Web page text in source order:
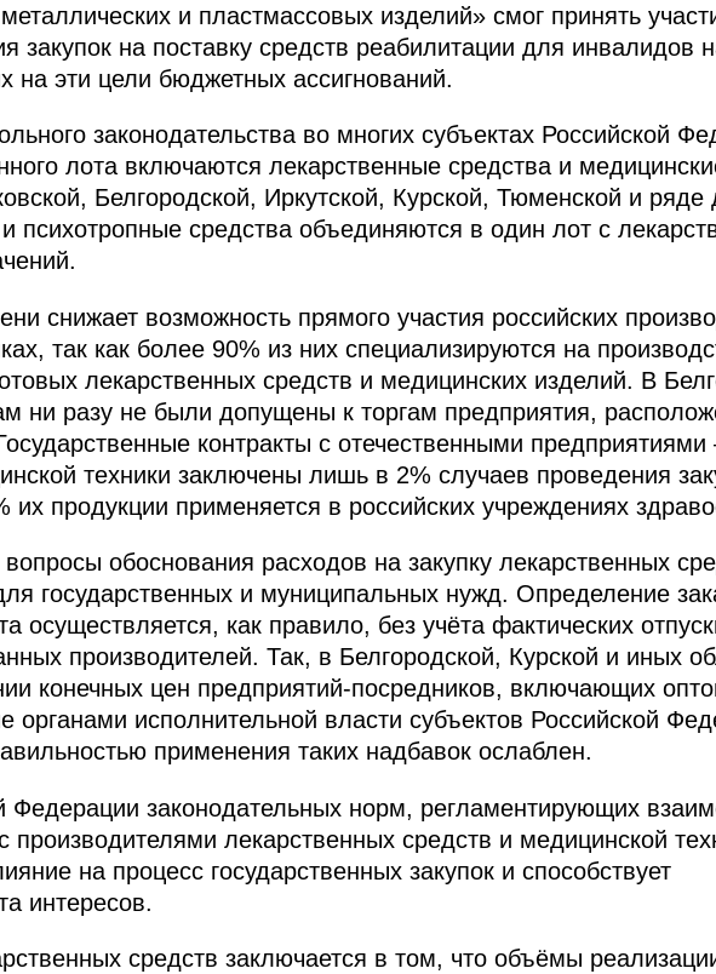
и пластмассовых изделий» смог принять
закупок на поставку средств реабилитации для инвалидов
на эти цели бюджетных ассигнований.
законодательства во многих субъектах Российской
лота включаются лекарственные средства и
Белгородской, Иркутской, Курской, Тюменской и ряде
и психотропные средства объединяются в один лот с
снижает возможность прямого участия российских
так как более 90% из них специализируются на
лекарственных средств и медицинских изделий. В
ни разу не были допущены к торгам предприятия,
контракты с отечественными предприятиями
техники заключены лишь в 2% случаев проведения
продукции применяется в российских учреждениях
обоснования расходов на закупку лекарственных
государственных и муниципальных нужд. Определение
осуществляется, как правило, без учёта фактических
производителей. Так, в Белгородской, Курской и иных
конечных цен предприятий-посредников, включающих
органами исполнительной власти субъектов Российской
применения таких надбавок ослаблен.
Федерации законодательных норм, регламентирующих
производителями лекарственных средств и медицинской
на процесс государственных закупок и способствует
интересов.
средств заключается в том, что объёмы